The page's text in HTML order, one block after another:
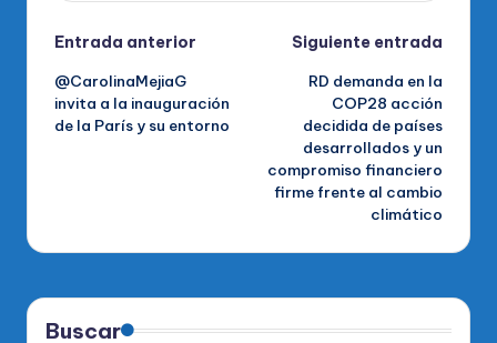
Navegación
de
entradas
Entrada anterior
@CarolinaMejiaG
invita a la inauguración
de la París y su entorno
Siguiente entrada
RD demanda en la
COP28 acción
decidida de países
desarrollados y un
compromiso financiero
firme frente al cambio
climático
Buscar